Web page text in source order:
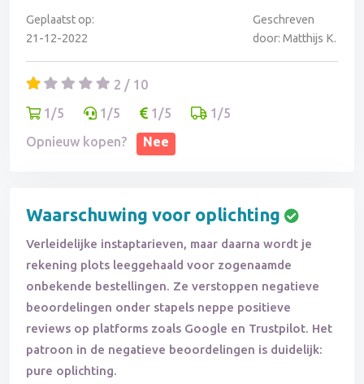
Geplaatst op:
21-12-2022
Geschreven
door: Matthijs K.
2 / 10
1/5
1/5 1/5
1/5
Opnieuw kopen?
Nee
Waarschuwing voor oplichting
Verleidelijke instaptarieven, maar daarna wordt je
rekening plots leeggehaald voor zogenaamde
onbekende bestellingen. Ze verstoppen negatieve
beoordelingen onder stapels neppe positieve
reviews op platforms zoals Google en Trustpilot. Het
patroon in de negatieve beoordelingen is duidelijk:
pure oplichting.